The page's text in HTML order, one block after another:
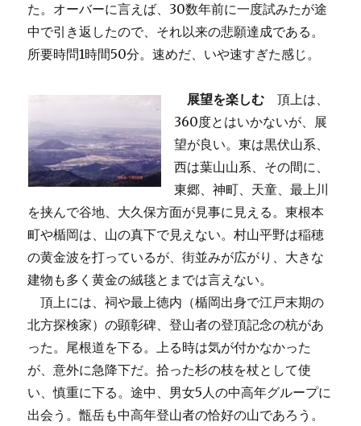
た。オーバーに言えば、30数年前に一度試みたが途
中で引き返したので、それ以来の悲願達成である。
所要時問1時間50分。速めだ、いや速すぎた感じ。
展望を楽しむ 頂上は、
360度とはいかないが、展
望が良い。東は黒伏山系、
西は葉山山系、その間に、
東郷、神町、天童、最上川
を挟んで谷地、大久保方面が見事に見える。東根本
町や楯岡は、山の真下で見えない。村山平野は稲穂
の黄金波を打っているが、街並みが広がり、大きな
建物も多く黄金の絨毯とまでは言えない。
頂上には、祠や最上徳内（楯岡出身で江戸末期の
北方探検家）の顕彰碑、登山者の登頂記念の杭があ
った。尾根道を下る。上る時は気が付かなかった
が、意外に急降下だ。拾った杉の枝を杖として使
い、慎重に下る。途中、男女5人の中高年グループに
出会う。甑岳も中高年登山者の恰好の山であろう。